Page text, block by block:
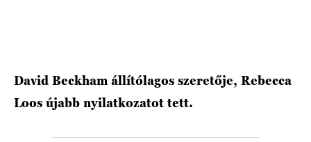
David Beckham állítólagos szeretője, Rebecca
Loos újabb nyilatkozatot tett.